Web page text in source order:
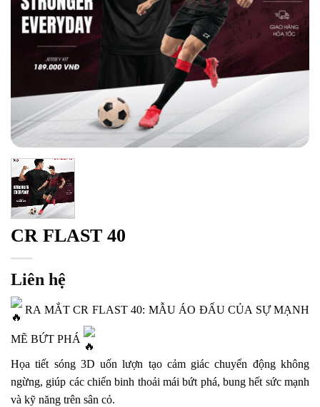
CR FLAST 40
Liên hệ
RA MẮT CR FLAST 40: MẪU ÁO ĐẤU CỦA SỰ MẠNH
MẼ BỨT PHÁ
Họa tiết sóng 3D uốn lượn tạo cảm giác chuyển động không
ngừng, giúp các chiến binh thoải mái bứt phá, bung hết sức mạnh
và kỹ năng trên sân cỏ.